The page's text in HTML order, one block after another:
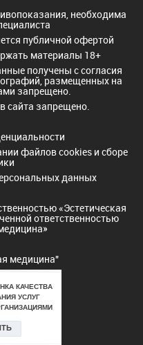
необходима
публичной офертой
материалы 18+
получены с согласия
размещенных на
запрещено.
сайта запрещено.
файлов cookies и сборе
данных
«Эстетическая
ответственностью
медицина"